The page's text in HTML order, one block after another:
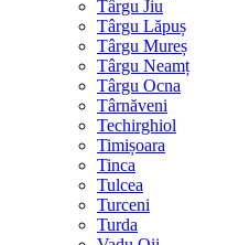
Târgu Jiu
Târgu Lăpuș
Târgu Mureș
Târgu Neamț
Târgu Ocna
Târnăveni
Techirghiol
Timișoara
Tinca
Tulcea
Turceni
Turda